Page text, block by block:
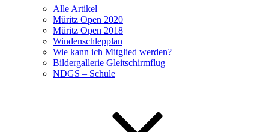
Alle Artikel
Müritz Open 2020
Müritz Open 2018
Windenschlepplan
Wie kann ich Mitglied werden?
Bildergallerie Gleitschirmflug
NDGS – Schule